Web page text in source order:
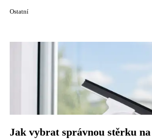
Ostatní
Jak vybrat správnou stěrku